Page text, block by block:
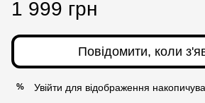
1 999 грн
Повідомити, коли
% Увійти для відображення